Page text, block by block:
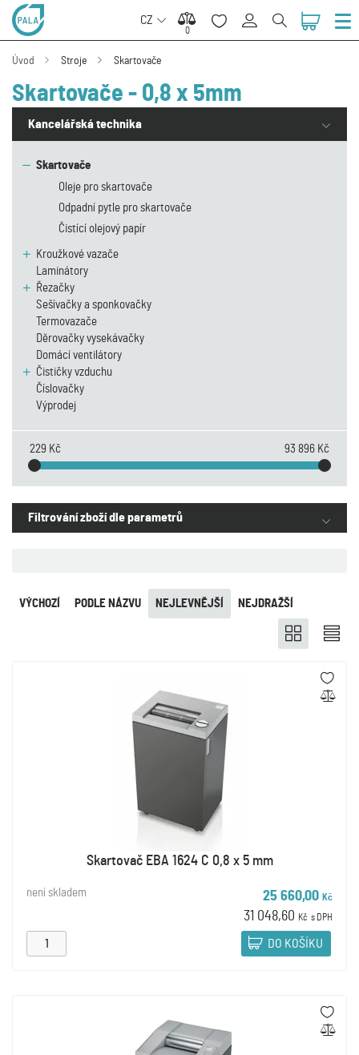
CZ
0
0
Úvod Stroje Skartovače
Skartovače - 0,8 x 5mm
Kancelářská technika
Skartovače
Oleje pro skartovače
Odpadní pytle pro skartovače
Čistící olejový papír
Kroužkové vazače
Laminátory
Řezačky
Sešívačky a sponkovačky
Termovazače
Děrovačky vysekávačky
Domácí ventilátory
Čističky vzduchu
Číslovačky
Výprodej
229 Kč 93 896 Kč
Filtrování zboží dle parametrů
NEJLEVNĚJŠÍ NEJDRAŽŠÍ
PODLE NÁZVU
VÝCHOZÍ
Skartovač EBA 1624 C 0,8 x 5 mm
není skladem 25 660,00 Kč
31 048,60 Kč s DPH
DO KOŠÍKU